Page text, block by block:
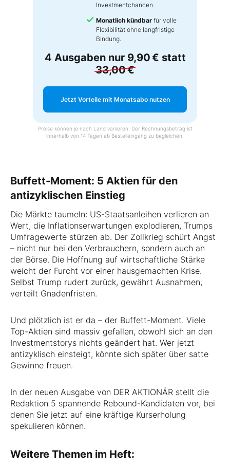
Investmentchancen.
Monatlich kündbar für volle
Flexibilität ohne langfristige
Bindung.
4 Ausgaben nur 9,90 € statt
33,00 €
Jetzt Vorteile mit Monatsabo nutzen
Preise können je nach Land variieren. Der Rechnungsbetrag ist
innerhalb von 14 Tagen ab Bestelleingang zu begleichen.
Buffett-Moment: 5 Aktien für den
antizyklischen Einstieg
Die Märkte taumeln: US-Staatsanleihen verlieren an
Wert, die Inflationserwartungen explodieren, Trumps
Umfragewerte stürzen ab. Der Zollkrieg schürt Angst
– nicht nur bei den Verbrauchern, sondern auch an
der Börse. Die Hoffnung auf wirtschaftliche Stärke
weicht der Furcht vor einer hausgemachten Krise.
Selbst Trump rudert zurück, gewährt Ausnahmen,
verteilt Gnadenfristen.
Und plötzlich ist er da – der Buffett-Moment. Viele
Top-Aktien sind massiv gefallen, obwohl sich an den
Investmentstorys nichts geändert hat. Wer jetzt
antizyklisch einsteigt, könnte sich später über satte
Gewinne freuen.
In der neuen Ausgabe von DER AKTIONÄR stellt die
Redaktion 5 spannende Rebound-Kandidaten vor, bei
denen Sie jetzt auf eine kräftige Kurserholung
spekulieren können.
Weitere Themen im Heft: